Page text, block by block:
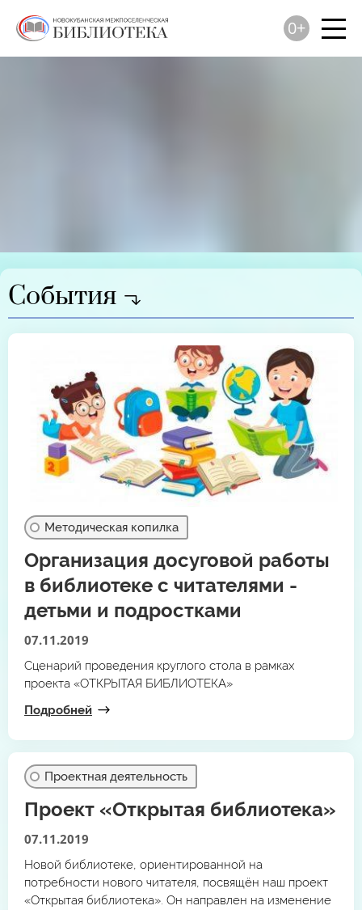
0+
События
Методическая копилка
Организация досуговой работы
в библиотеке с читателями -
детьми и подростками
07.11.2019
Сценарий проведения круглого стола в рамках
проекта «ОТКРЫТАЯ БИБЛИОТЕКА»
Подробней
Проектная деятельность
Проект «Открытая библиотека»
07.11.2019
Новой библиотеке, ориентированной на
потребности нового читателя, посвящён наш проект
«Открытая библиотека». Он направлен на изменение